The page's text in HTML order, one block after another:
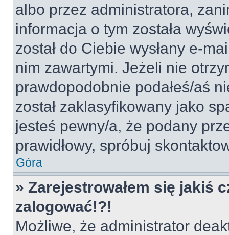
albo przez administratora,
informacja o tym została
został do Ciebie wysłany e-
nim zawartymi. Jeżeli nie
prawdopodobnie podałeś/aś
został zaklasyfikowany jako
jesteś pewny/a, że podany
prawidłowy, spróbuj
Góra
» Zarejestrowałem się jakiś
zalogować!?!
Możliwe, że administrator